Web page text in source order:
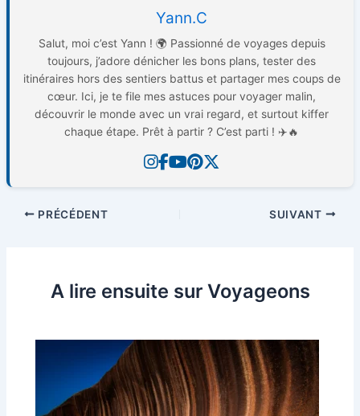
Yann.C
Salut, moi c’est Yann ! 🌍 Passionné de voyages depuis
toujours, j’adore dénicher les bons plans, tester des
itinéraires hors des sentiers battus et partager mes coups de
cœur. Ici, je te file mes astuces pour voyager malin,
découvrir le monde avec un vrai regard, et surtout kiffer
chaque étape. Prêt à partir ? C’est parti ! ✈️🔥
PRÉCÉDENT SUIVANT
A lire ensuite sur Voyageons